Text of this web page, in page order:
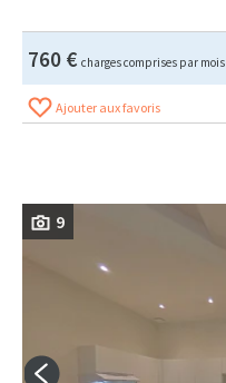
760 € charges comprises par mois
Ajouter aux favoris
9